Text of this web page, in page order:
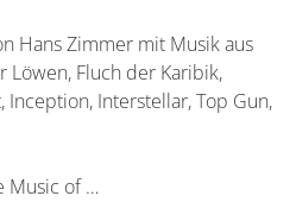
Hans Zimmer mit Musik aus
Löwen, Fluch der Karibik,
Inception, Interstellar, Top Gun,
Music of …